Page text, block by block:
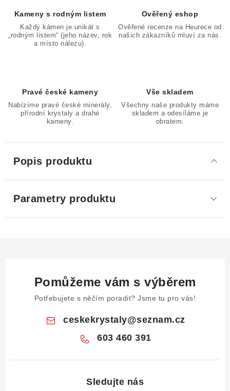
Kameny s rodným listem
Každý kámen je unikát s
„rodným listem“ (jeho název, rok
a místo nálezu).
Ověřený eshop
Ověřené recenze na Heurece od
našich zákazníků mluví za nás.
Pravé české kameny
Nabízíme pravé české minerály,
přírodní krystaly a drahé
kameny.
Vše skladem
Všechny naše produkty máme
skladem a odesíláme je
obratem.
Popis produktu
Parametry produktu
Pomůžeme vám s výběrem
Potřebujete s něčím poradit? Jsme tu pro vás!
ceskekrystaly@seznam.cz
603 460 391